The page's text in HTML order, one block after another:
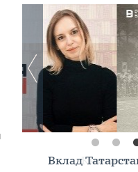
Вклад